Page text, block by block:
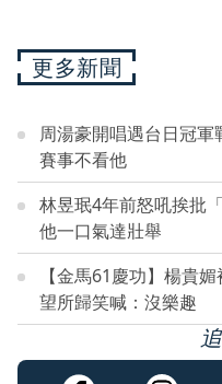
更多新聞
周湯豪開唱遇台日冠
賽事不看他
林昱珉4年前怒吼挨批
他一口氣達壯舉
【金馬61慶功】楊貴
望所歸笑喊：沒樂趣